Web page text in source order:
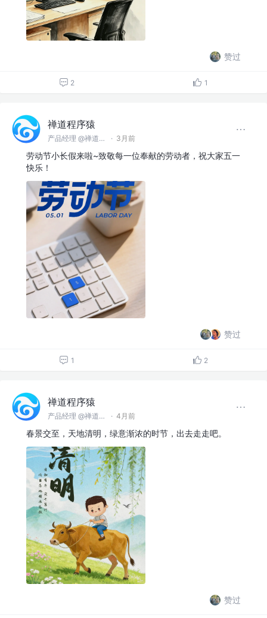
赞过
2 1
禅道程序猿
产品经理 @禅道软件（青岛）有限公司 · 3月前
劳动节小长假来啦~致敬每一位奉献的劳动者，祝大家五一
快乐！
赞过
1 2
禅道程序猿
产品经理 @禅道软件（青岛）有限公司 · 4月前
春景交至，天地清明，绿意渐浓的时节，出去走走吧。
赞过